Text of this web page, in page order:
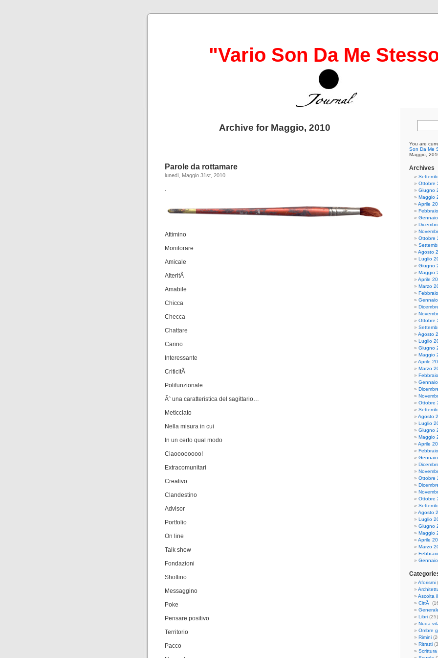
"Vario Son Da Me
Archive for Maggio, 2010
Parole da rottamare
lunedì, Maggio 31st, 2010
.
Attimino
Monitorare
Amicale
AlteritÃ
Amabile
Chicca
Checca
Chattare
Carino
Interessante
CriticitÃ
Polifunzionale
Ãˆ una caratteristica del sagittario…
Meticciato
Nella misura in cui
In un certo qual modo
Ciaoooooooo!
Extracomunitari
Creativo
Clandestino
Advisor
Portfolio
On line
Talk show
Fondazioni
Shottino
Messaggino
Poke
Pensare positivo
Territorio
Pacco
You are
Son Da Me
Maggio,
Archives
Ottobre
Giugno
Maggio
Aprile
Ottobre
Agosto
Luglio
Giugno
Maggio
Aprile
Marzo
Ottobre
Agosto
Luglio
Giugno
Maggio
Aprile
Marzo
Ottobre
Agosto
Luglio
Giugno
Maggio
Aprile
Ottobre
Ottobre
Agosto
Luglio
Giugno
Maggio
Aprile
Marzo
Aforismi
Ascolta
CittÃ
Libri (25)
Nuda
Ombre
Rimini
Ritratti
Scrittura